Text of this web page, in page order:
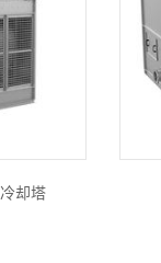
却塔